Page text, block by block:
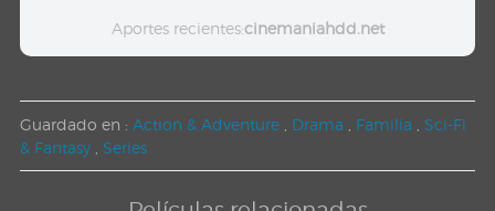
Aportes recientes:cinemaniahdd.net
Guardado en : Action & Adventure Drama Familia
Sci-Fi
& Fantasy
Series